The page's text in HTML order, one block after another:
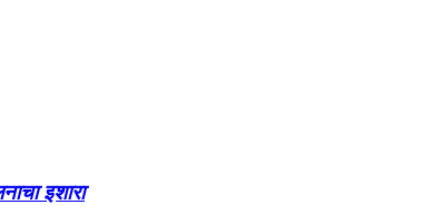
इशारा